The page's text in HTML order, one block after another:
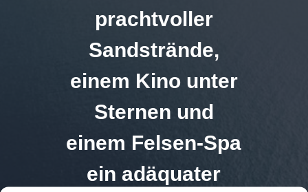
prachtvoller
Sandstrände,
einem Kino unter
Sternen und
einem Felsen-Spa
ein adäquater